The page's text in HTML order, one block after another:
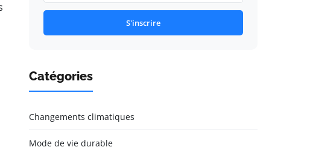
S'inscrire
Catégories
Changements climatiques
Mode de vie durable